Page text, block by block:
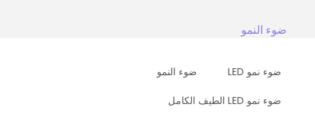
ضوء النمو
ضوء نمو LED ضوء النمو
ضوء نمو LED الطيف الكامل